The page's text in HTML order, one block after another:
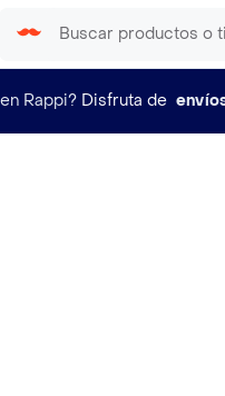
en Rappi? Disfruta de